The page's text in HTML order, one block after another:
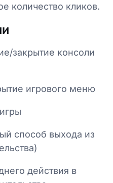
количество кликов.
закрытие консоли
игрового меню
способ выхода из
действия в